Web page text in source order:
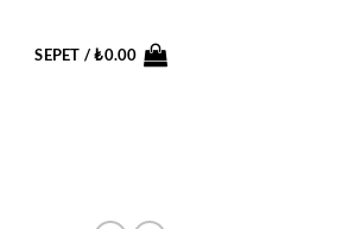
SEPET /₺0.00